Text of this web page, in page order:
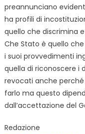
preannunciano
ha profili di
quello che discrimina
Che Stato è quello
i suoi provvedimenti
quella di riconoscere i
revocati anche
farlo ma questo
dall’accettazione del
Redazione